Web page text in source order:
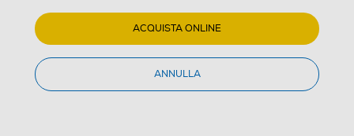
1/1
ACQUISTA ONLINE
ANNULLA